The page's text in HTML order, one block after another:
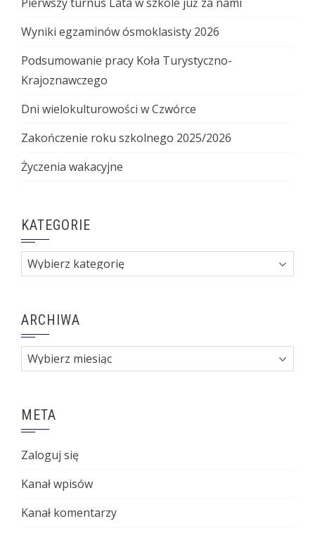
Wyniki egzaminów ósmoklasisty 2026
Podsumowanie pracy Koła Turystyczno-
Krajoznawczego
Dni wielokulturowości w Czwórce
Zakończenie roku szkolnego 2025/2026
Życzenia wakacyjne
KATEGORIE
Kategorie
ARCHIWA
Archiwa
META
Zaloguj się
Kanał wpisów
Kanał komentarzy